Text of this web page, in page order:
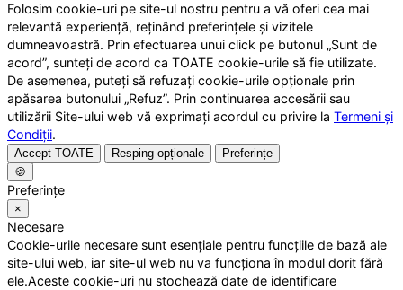
Folosim cookie-uri pe site-ul nostru pentru a vă oferi cea mai
relevantă experiență, reținând preferințele și vizitele
dumneavoastră. Prin efectuarea unui click pe butonul „Sunt de
acord”, sunteți de acord ca TOATE cookie-urile să fie utilizate.
De asemenea, puteți să refuzați cookie-urile opționale prin
apăsarea butonului „Refuz”. Prin continuarea accesării sau
utilizării Site-ului web vă exprimați acordul cu privire la Termeni și
Condiții.
Accept TOATE Resping opționale
Preferințe
🍪
Preferințe
×
Necesare
Cookie-urile necesare sunt esențiale pentru funcțiile de bază ale
site-ului web, iar site-ul web nu va funcționa în modul dorit fără
ele.Aceste cookie-uri nu stochează date de identificare